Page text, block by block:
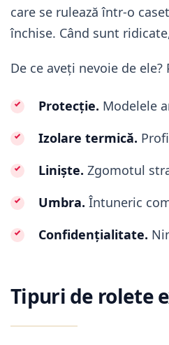
care se rulează într-o
închise. Când sunt
De ce aveți nevoie de ele?
Protecție. Modelele
Izolare termică.
Liniște. Zgomotul
Umbra. Întuneric
Confidențialitate.
Tipuri de rolete